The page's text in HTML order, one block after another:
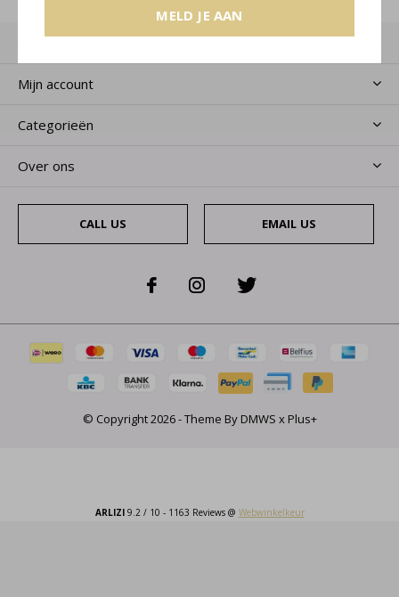
MELD JE AAN
Klantenservice
Mijn account
Categorieën
Over ons
CALL US EMAIL US
© Copyright2026- Theme ByDMWS x Plus+
ARLIZI9.2 / 10 - 1163 Reviews @ Webwinkelkeur